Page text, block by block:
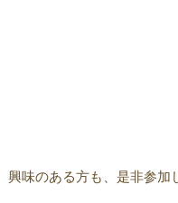
興味のある方も、是非参加